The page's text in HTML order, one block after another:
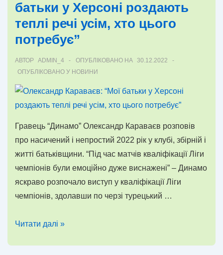
допомагають
Україні
батьки у Херсоні роздають
теплі речі усім, хто цього
потребує”
АВТОР ADMIN_4 ОПУБЛІКОВАНО НА 30.12.2022
ОПУБЛІКОВАНО У НОВИНИ
Гравець “Динамо” Олександр Караваєв розповів
про насичений і непростий 2022 рік у клубі, збірній і
житті батьківщини. “Під час матчів кваліфікації Ліги
чемпіонів були емоційно дуже виснажені” – Динамо
яскраво розпочало виступ у кваліфікації Ліги
чемпіонів, здолавши по черзі турецький …
Олександр
Читати далі »